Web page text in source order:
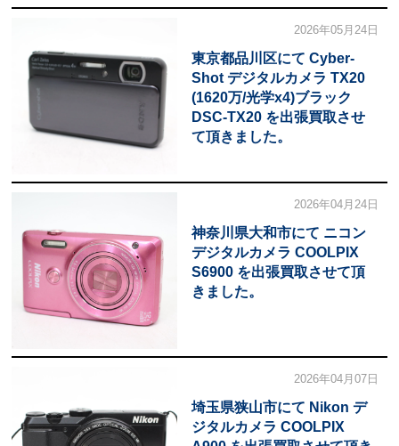
2026年05月24日
東京都品川区にて Cyber-
Shot デジタルカメラ TX20
(1620万/光学x4)ブラック
DSC-TX20 を出張買取させ
て頂きました。
2026年04月24日
神奈川県大和市にて ニコン
デジタルカメラ COOLPIX
S6900 を出張買取させて頂
きました。
2026年04月07日
埼玉県狭山市にて Nikon デ
ジタルカメラ COOLPIX